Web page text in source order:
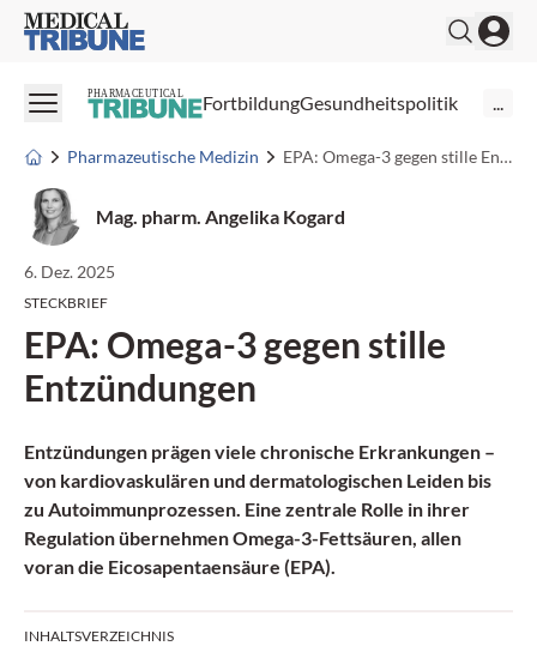
Medical Tribune
PHARMACEUTICAL FortbildungGesundheitspolitik ...
Pharmazeutische Medizin EPA: Omega-3 gegen stille Entzündungen
Mag. pharm. Angelika Kogard
6. Dez. 2025
STECKBRIEF
EPA: Omega-3 gegen stille
Entzündungen
Entzündungen prägen viele chronische Erkrankungen –
von kardiovaskulären und dermatologischen Leiden bis
zu Autoimmunprozessen. Eine zentrale Rolle in ihrer
Regulation übernehmen Omega-3-Fettsäuren, allen
voran die Eicosapentaensäure (EPA).
INHALTSVERZEICHNIS